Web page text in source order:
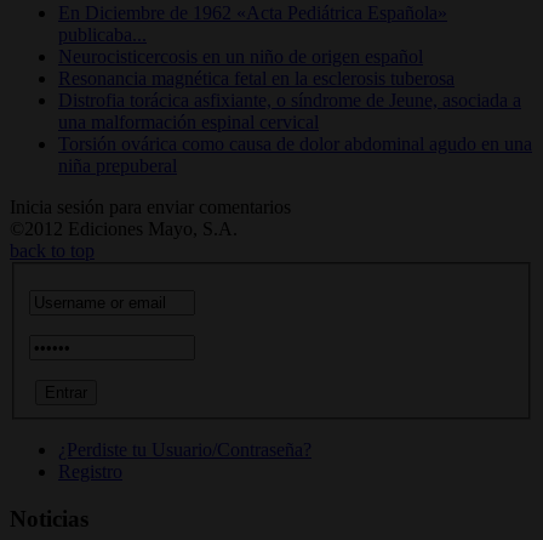
En Diciembre de 1962 «Acta Pediátrica Española»
publicaba...
Neurocisticercosis en un niño de origen español
Resonancia magnética fetal en la esclerosis tuberosa
Distrofia torácica asfixiante, o síndrome de Jeune, asociada a
una malformación espinal cervical
Torsión ovárica como causa de dolor abdominal agudo en una
niña prepuberal
Inicia sesión para enviar comentarios
©2012 Ediciones Mayo, S.A.
back to top
¿Perdiste tu Usuario/Contraseña?
Registro
Noticias